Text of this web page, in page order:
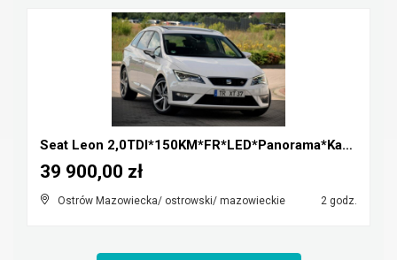
Seat Leon 2,0TDI*150KM*FR*LED*Panorama*Kamera cofa...
Ostrów Mazowiecka/ ostrowski/ mazowieckie 2 godz.
39 900,00 zł